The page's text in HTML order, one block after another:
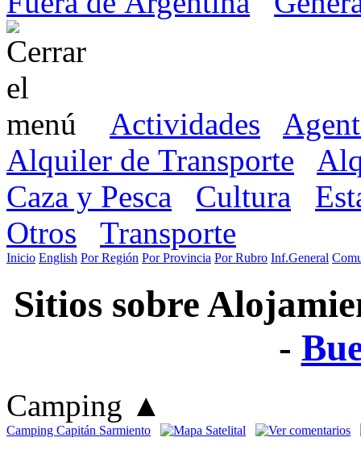
Actividades
Alquiler de Transporte
Caza y Pesca
Cultura
Otros
Transporte
Inicio English Por Región Por Provincia Por Rubro Inf.General
Sitios sobre
-
Camping ▲
Camping Capitán Sarmiento